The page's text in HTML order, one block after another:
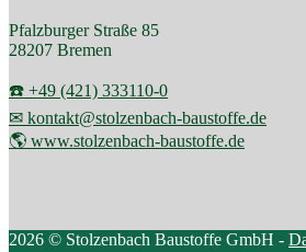
Pfalzburger Straße 85
28207 Bremen
☎️ +49 (421) 333110-0
✉ kontakt@stolzenbach-baustoffe.de
🌎 www.stolzenbach-baustoffe.de
2026 © Stolzenbach Baustoffe GmbH -